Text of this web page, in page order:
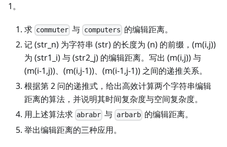
1。
求 commuter 与 computers 的编辑距离。
记 (str_n) 为字符串 (str) 的长度为 (n) 的前缀，(m(i,j))
为 (str1_i) 与 (str2_j) 的编辑距离。写出 (m(i,j)) 与
(m(i-1,j))、(m(i,j-1))、(m(i-1,j-1)) 之间的递推关系。
根据第 2 问的递推式，给出高效计算两个字符串编辑
距离的算法，并说明其时间复杂度与空间复杂度。
用上述算法求 abrabr 与 arbarb的编辑距离。
举出编辑距离的三种应用。